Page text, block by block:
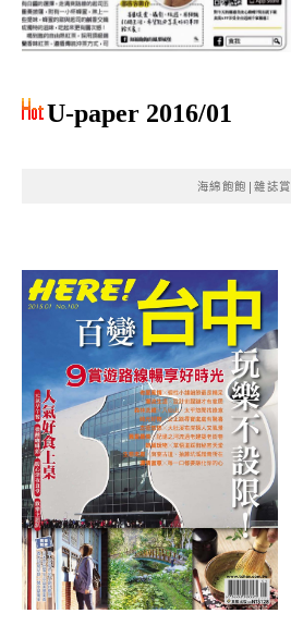
U-paper 2016/01
海綿飽飽|雜誌賞